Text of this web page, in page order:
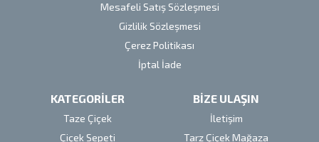
Mesafeli Satış Sözleşmesi
Gizlilik Sözleşmesi
Çerez Politikası
İptal İade
KATEGORİLER
Taze Çiçek
Çiçek Sepeti
BİZE ULAŞIN
İletişim
Tarz Çiçek Mağaza